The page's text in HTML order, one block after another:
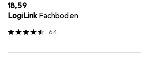
EUR
18,59
LogiLinkFachboden
64